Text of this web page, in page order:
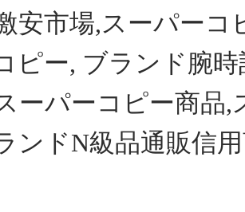
安市場,スーパー
ピー, ブランド腕
ーパーコピー商品
ンドN級品通販信